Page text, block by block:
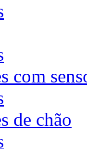
com
de chão